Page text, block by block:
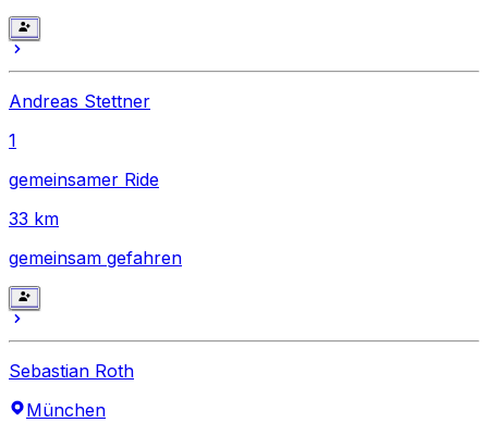
Andreas Stettner
1
gemeinsamer Ride
33 km
gemeinsam gefahren
Sebastian Roth
München